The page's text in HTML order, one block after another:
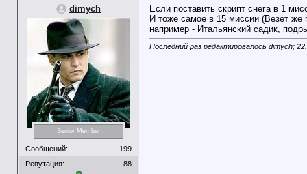
dimych
Senior Member
Сообщений:
199
Репутация:
88
Если поставить скрипт снега в 1
И тоже самое в 15 миссии (Везет же
например - Итальянский садик,
Последний раз редактировалось dimych;